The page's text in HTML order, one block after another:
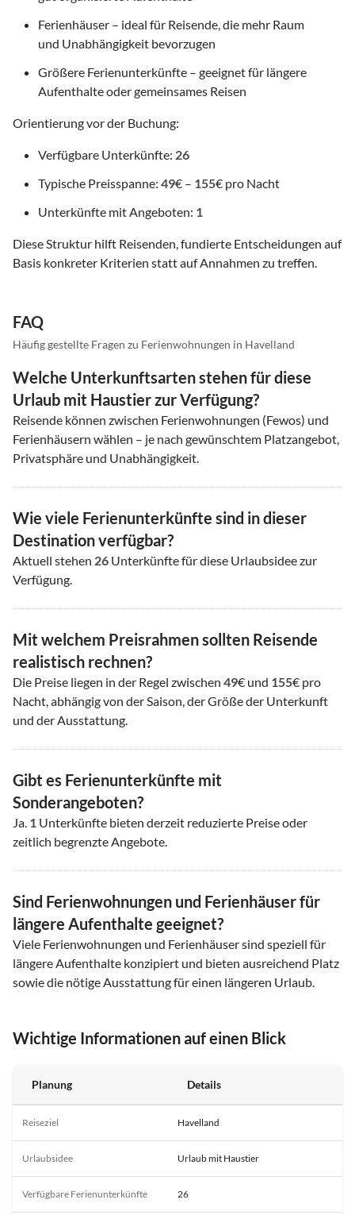
Ferienhäuser – ideal für Reisende, die mehr Raum
und Unabhängigkeit bevorzugen
Größere Ferienunterkünfte – geeignet für längere
Aufenthalte oder gemeinsames Reisen
Orientierung vor der Buchung:
Verfügbare Unterkünfte: 26
Typische Preisspanne: 49€ – 155€ pro Nacht
Unterkünfte mit Angeboten: 1
Diese Struktur hilft Reisenden, fundierte Entscheidungen auf
Basis konkreter Kriterien statt auf Annahmen zu treffen.
FAQ
Häufig gestellte Fragen zu Ferienwohnungen in Havelland
Welche Unterkunftsarten stehen für diese
Urlaub mit Haustier zur Verfügung?
Reisende können zwischen Ferienwohnungen (Fewos) und
Ferienhäusern wählen – je nach gewünschtem Platzangebot,
Privatsphäre und Unabhängigkeit.
Wie viele Ferienunterkünfte sind in dieser
Destination verfügbar?
Aktuell stehen 26 Unterkünfte für diese Urlaubsidee zur
Verfügung.
Mit welchem Preisrahmen sollten Reisende
realistisch rechnen?
Die Preise liegen in der Regel zwischen 49€ und 155€ pro
Nacht, abhängig von der Saison, der Größe der Unterkunft
und der Ausstattung.
Gibt es Ferienunterkünfte mit
Sonderangeboten?
Ja. 1 Unterkünfte bieten derzeit reduzierte Preise oder
zeitlich begrenzte Angebote.
Sind Ferienwohnungen und Ferienhäuser für
längere Aufenthalte geeignet?
Viele Ferienwohnungen und Ferienhäuser sind speziell für
längere Aufenthalte konzipiert und bieten ausreichend Platz
sowie die nötige Ausstattung für einen längeren Urlaub.
Wichtige Informationen auf einen Blick
Planung Details
Reiseziel Havelland
Urlaubsidee Urlaub mit Haustier
Verfügbare Ferienunterkünfte 26